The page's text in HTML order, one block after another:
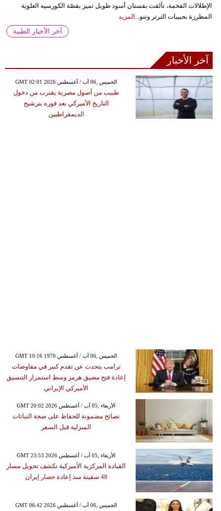
الإطلالات الفخمة، تألقت بفستان أسود طويل تميز بقصّة الكورسيه العلوية
المطرزة بحبيبات الترتر وتنو... المزيد
آخر الأخبار الطبية
آخر الأخبار
GMT 02:01 2026 الخميس ,06 آب / أغسطس
طبيب من أصول مصرية يقترب من دخول
التاريخ الأميركي بعد فوزه بترشيح
الديمقراطيين
GMT 10:16 1970 الخميس ,06 آب / أغسطس
ترامب يتحدث عن تقدم كبير في مفاوضات
إعادة فتح مضيق هرمز وسط استمرار التنسيق
الأميركي الإيراني
GMT 20:02 2026 الأربعاء ,05 آب / أغسطس
نصائح مضمونة للحفاظ على صحة النباتات
المنزلية قبل السفر
GMT 23:53 2026 الأربعاء ,05 آب / أغسطس
القيادة المركزية الأميركية تكشف تحويل مسار
48 سفينة منذ إعادة حصار إيران
GMT 06:42 2026 الخميس ,06 آب / أغسطس